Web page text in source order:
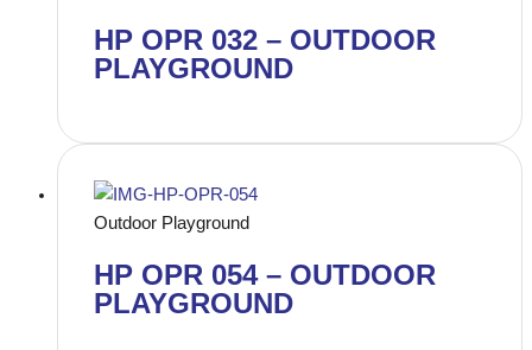
HP OPR 032 – OUTDOOR
PLAYGROUND
Outdoor Playground
HP OPR 054 – OUTDOOR
PLAYGROUND